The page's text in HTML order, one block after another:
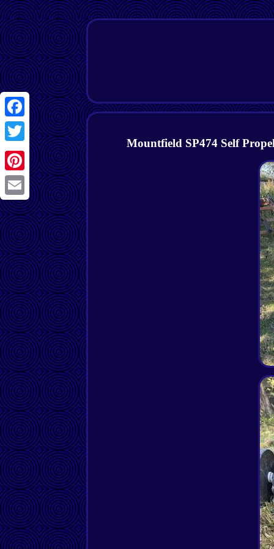
Facebook
Twitter
Pinterest
Email
Mountfield SP474 Self